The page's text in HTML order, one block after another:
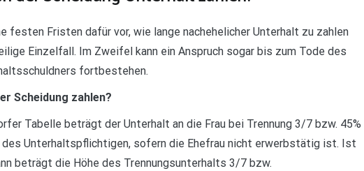
festen Fristen dafür vor, wie lange nachehelicher Unterhalt zu zahlen
Einzelfall. Im Zweifel kann ein Anspruch sogar bis zum Tode des
fortbestehen.
Scheidung zahlen?
Tabelle beträgt der Unterhalt an die Frau bei Trennung 3/7 bzw. 45%
Unterhaltspflichtigen, sofern die Ehefrau nicht erwerbstätig ist. Ist
beträgt die Höhe des Trennungsunterhalts 3/7 bzw.